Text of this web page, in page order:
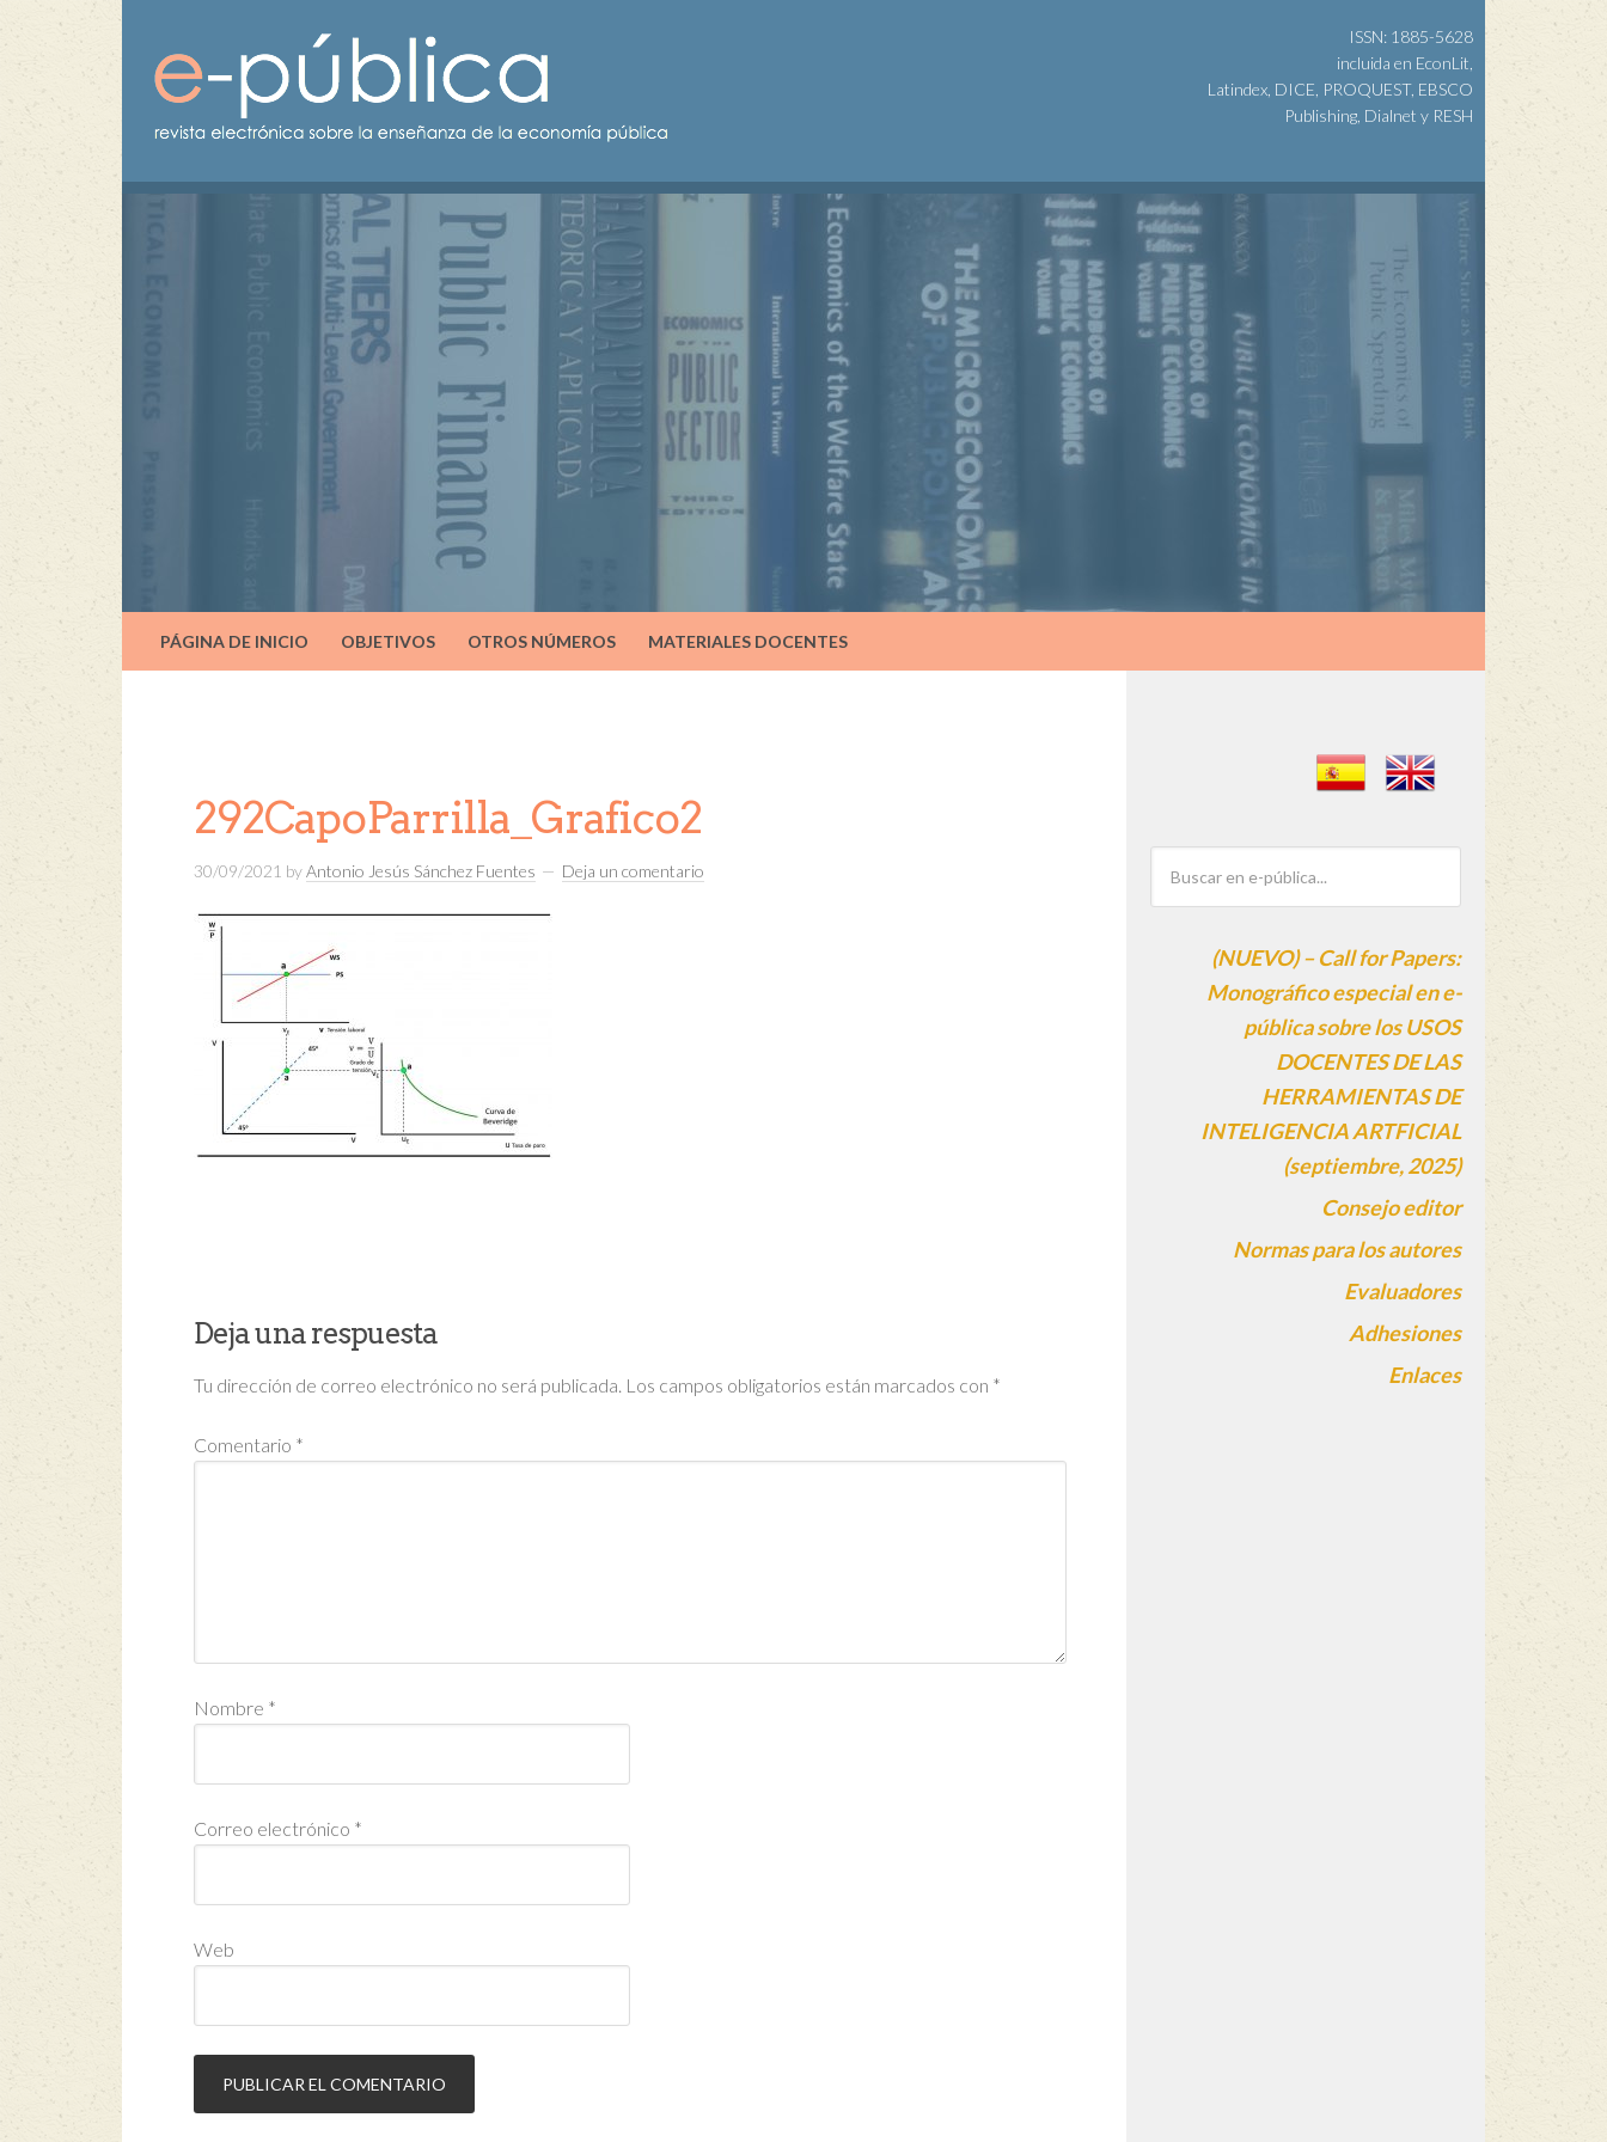
ISSN: 1885-5628
incluida en EconLit,
Latindex, DICE, PROQUEST, EBSCO
Publishing, Dialnet y RESH
PÁGINA DE INICIO OBJETIVOS OTROS NÚMEROS MATERIALES DOCENTES
292CapoParrilla_Grafico2
30/09/2021 byAntonio Jesús Sánchez Fuentes Deja un comentario
Deja una respuesta
Tu dirección de correo electrónico no será publicada. Los campos obligatorios están marcados con *
Comentario *
Nombre *
Correo electrónico *
Web
(NUEVO) – Call for Papers:
Monográfico especial en e-
pública sobre los USOS
DOCENTES DE LAS
HERRAMIENTAS DE
INTELIGENCIA ARTFICIAL
(septiembre, 2025)
Consejo editor
Normas para los autores
Evaluadores
Adhesiones
Enlaces